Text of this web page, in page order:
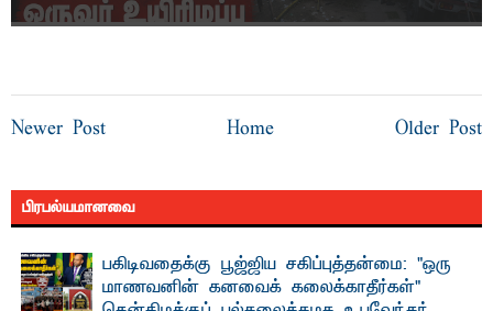
Newer Post Older Post
Home
பிரபல்யமானவை
பகிடிவதைக்கு பூஜ்ஜிய சகிப்புத்தன்மை: "ஒரு
மாணவனின் கனவைக் கலைக்காதீர்கள்" –